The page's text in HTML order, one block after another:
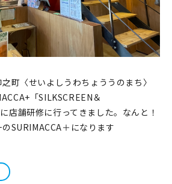
町〈せいよしうわちょううのまち〉
「SILKSCREEN＆
店舗研修に行ってきました。なんと！
SURIMACCA＋になります